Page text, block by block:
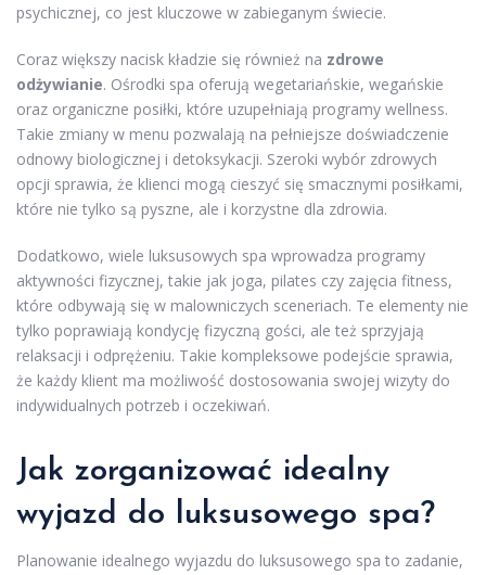
psychicznej, co jest kluczowe w zabieganym świecie.
Coraz większy nacisk kładzie się również na zdrowe
odżywianie. Ośrodki spa oferują wegetariańskie, wegańskie
oraz organiczne posiłki, które uzupełniają programy wellness.
Takie zmiany w menu pozwalają na pełniejsze doświadczenie
odnowy biologicznej i detoksykacji. Szeroki wybór zdrowych
opcji sprawia, że klienci mogą cieszyć się smacznymi posiłkami,
które nie tylko są pyszne, ale i korzystne dla zdrowia.
Dodatkowo, wiele luksusowych spa wprowadza programy
aktywności fizycznej, takie jak joga, pilates czy zajęcia fitness,
które odbywają się w malowniczych sceneriach. Te elementy nie
tylko poprawiają kondycję fizyczną gości, ale też sprzyjają
relaksacji i odprężeniu. Takie kompleksowe podejście sprawia,
że każdy klient ma możliwość dostosowania swojej wizyty do
indywidualnych potrzeb i oczekiwań.
Jak zorganizować idealny
wyjazd do luksusowego spa?
Planowanie idealnego wyjazdu do luksusowego spa to zadanie,